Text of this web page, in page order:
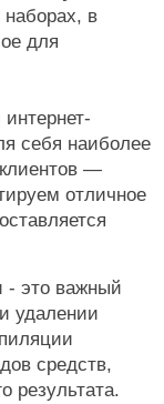
наборах, в
для
себя наиболее
—
отличное
- это важный
удалении
средств,
результата.